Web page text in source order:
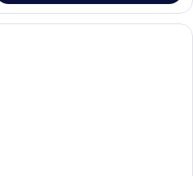
Een moderne badkamer met een